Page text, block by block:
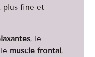
plus fine et
, le
muscle frontal,